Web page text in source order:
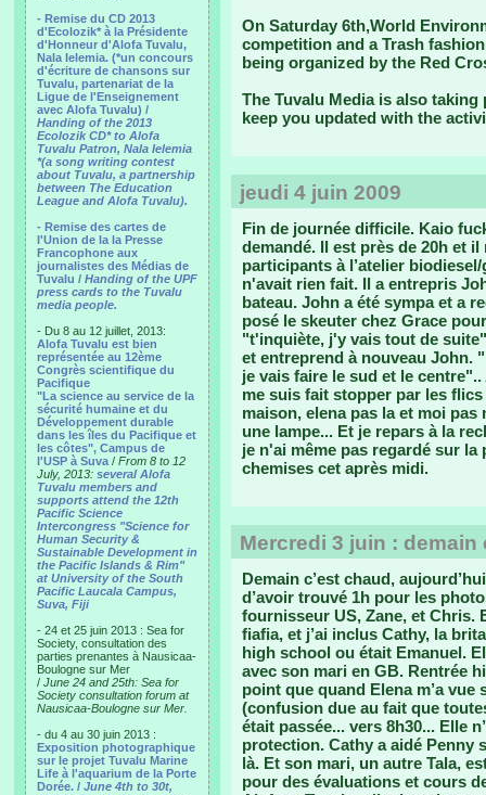
- Remise du CD 2013
d'Ecolozik* à la Présidente
d'Honneur d'Alofa Tuvalu,
Nala Ielemia. (*un concours
d'écriture de chansons sur
Tuvalu, partenariat de la
Ligue de l'Enseignement
avec Alofa Tuvalu) /
Handing of the 2013
Ecolozik CD* to Alofa
Tuvalu Patron, Nala Ielemia
*(a song writing contest
about Tuvalu, a partnership
between The Education
League and Alofa Tuvalu).
- Remise des cartes de
l'Union de la la Presse
Francophone aux
journalistes des Médias de
Tuvalu / Handing of the UPF
press cards to the Tuvalu
media people.
- Du 8 au 12 juillet, 2013:
Alofa Tuvalu est bien
représentée au 12ème
Congrès scientifique du
Pacifique
"La science au service de la
sécurité humaine et du
Développement durable
dans les îles du Pacifique et
les côtes", Campus de
l'USP à Suva / From 8 to 12
July, 2013: several Alofa
Tuvalu members and
supports attend the 12th
Pacific Science
Intercongress "Science for
Human Security &
Sustainable Development in
the Pacific Islands & Rim"
at University of the South
Pacific Laucala Campus,
Suva, Fiji
- 24 et 25 juin 2013 : Sea for
Society, consultation des
parties prenantes à Nausicaa-
Boulogne sur Mer
/ June 24 and 25th: Sea for
Society consultation forum at
Nausicaa-Boulogne sur Mer.
- du 4 au 30 juin 2013 :
Exposition photographique
sur le projet Tuvalu Marine
Life à l'aquarium de la Porte
Dorée. / June 4th to 30t,
On Saturday 6th,World
competition and a Trash
being organized by the Red
The Tuvalu Media is also
keep you updated with the
jeudi 4 juin 2009
Fin de journée difficile. Kaio
demandé. Il est près de 20h et
participants à l’atelier
n'avait rien fait. Il a entrepris
bateau. John a été sympa et a
posé le skeuter chez Grace
"t'inquiète, j'y vais tout de
et entreprend à nouveau John.
je vais faire le sud et le
me suis fait stopper par les
maison, elena pas la et moi
une lampe... Et je repars à la
je n'ai même pas regardé sur la
chemises cet après midi.
Mercredi 3 juin :
Demain c’est chaud,
d’avoir trouvé 1h pour les
fournisseur US, Zane, et Chris.
fiafia, et j’ai inclus Cathy, la
high school ou était Emanuel.
avec son mari en GB. Rentrée
point que quand Elena m’a vue
(confusion due au fait que
était passée... vers 8h30... Elle
protection. Cathy a aidé Penny
là. Et son mari, un autre Tala,
pour des évaluations et cours